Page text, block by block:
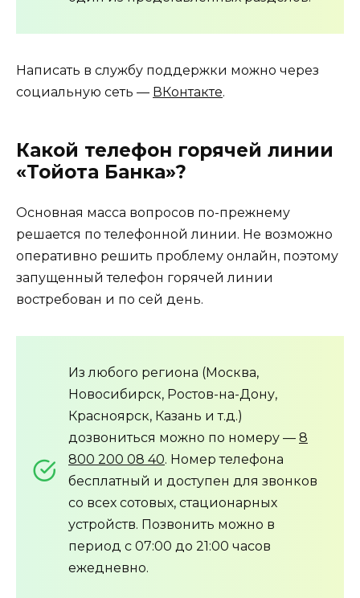
Написать в службу поддержки можно через
социальную сеть — ВКонтакте.
Какой телефон горячей линии
«Тойота Банка»?
Основная масса вопросов по-прежнему
решается по телефонной линии. Не возможно
оперативно решить проблему онлайн, поэтому
запущенный телефон горячей линии
востребован и по сей день.
Из любого региона (Москва,
Новосибирск, Ростов-на-Дону,
Красноярск, Казань и т.д.)
дозвониться можно по номеру — 8
800 200 08 40. Номер телефона
бесплатный и доступен для звонков
со всех сотовых, стационарных
устройств. Позвонить можно в
период с 07:00 до 21:00 часов
ежедневно.